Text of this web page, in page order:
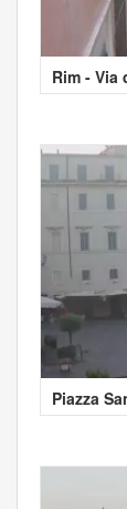
Rim - Via
Piazza